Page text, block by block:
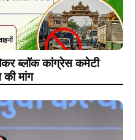
ब्लॉक कांग्रेस कमेटी
मांग